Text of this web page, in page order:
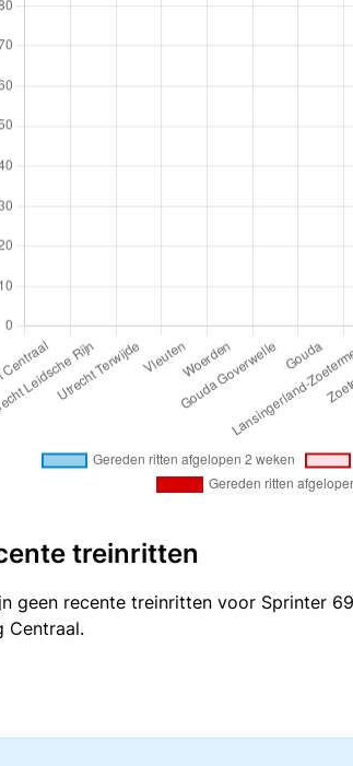
treinritten
geen recente treinritten voor Sprinter
Centraal.